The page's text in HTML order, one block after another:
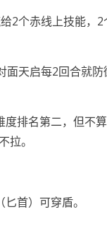
2个赤线上技能，2
天启每2回合就
排名第二，但不
拉。
首）可穿盾。